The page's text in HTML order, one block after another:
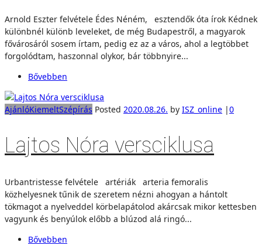
Arnold Eszter felvétele Édes Néném, esztendők óta írok Kédnek
különbnél különb leveleket, de még Budapestről, a magyarok
fővárosáról sosem írtam, pedig ez az a város, ahol a legtöbbet
forgolódtam, haszonnal olykor, bár többnyire...
Bővebben
AjánlóKiemeltSzépírás Posted 2020.08.26. by ISZ_online |0
Lajtos Nóra versciklusa
Urbantristesse felvétele artériák arteria femoralis
közhelyesnek tűnik de szeretem nézni ahogyan a hántolt
tökmagot a nyelveddel körbelapátolod akárcsak mikor kettesben
vagyunk és benyúlok előbb a blúzod alá ringó...
Bővebben